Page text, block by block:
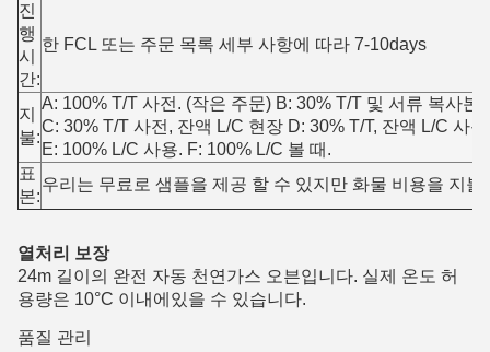
진
행
시
간:
한 FCL 또는 주문 목록 세부 사항에 따라 7-10days
지
불:
A: 100% T/T 사전. (작은 주문) B: 30% T/T 및 서류 복사본
C: 30% T/T 사전, 잔액 L/C 현장 D: 30% T/T, 잔액 L/C 사용
E: 100% L/C 사용. F: 100% L/C 볼 때.
표
본:
우리는 무료로 샘플을 제공 할 수 있지만 화물 비용을 지불
열처리 보장
24m 길이의 완전 자동 천연가스 오븐입니다. 실제 온도 허
용량은 10°C 이내에있을 수 있습니다.
품질 관리